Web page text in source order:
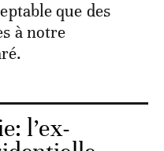
que des
à notre
l’ex-